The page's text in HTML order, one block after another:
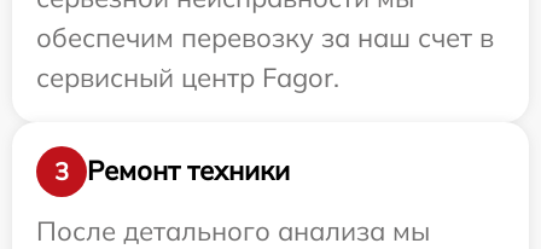
обеспечим перевозку за наш счет в
сервисный центр Fagor.
3
Ремонт техники
После детального анализа мы